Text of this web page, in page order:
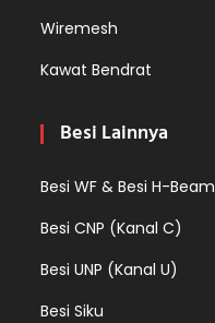
Wiremesh
Kawat Bendrat
Besi Lainnya
Besi WF & Besi H-Beam
Besi CNP (Kanal C)
Besi UNP (Kanal U)
Besi Siku